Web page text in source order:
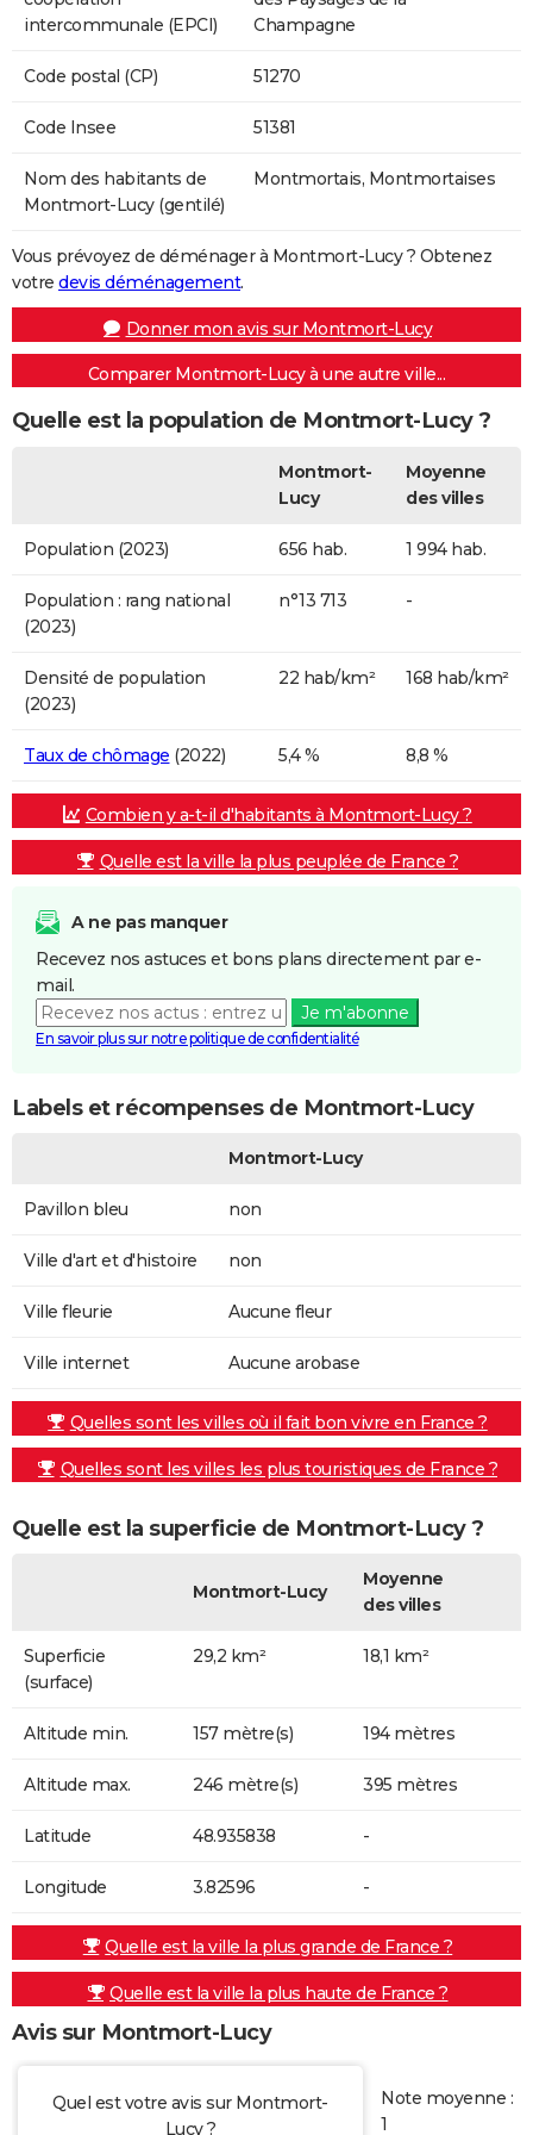
intercommunale (EPCI)
Champagne
Code postal (CP) 51270
Code Insee 51381
Nom des habitants de
Montmort-Lucy (gentilé)
Montmortais, Montmortaises
Vous prévoyez de déménager à Montmort-Lucy ? Obtenez
votre devis déménagement.
Donner mon avis sur Montmort-Lucy
Comparer Montmort-Lucy à une autre ville...
Quelle est la population de Montmort-Lucy ?
Montmort-
Lucy
Moyenne
des villes
Population (2023) 656 hab. 1 994 hab.
Population : rang national
(2023)
n°13 713 -
Densité de population
(2023)
22 hab/km² 168 hab/km²
Taux de chômage (2022) 5,4 % 8,8 %
Combien y a-t-il d'habitants à Montmort-Lucy ?
Quelle est la ville la plus peuplée de France ?
A ne pas manquer
Recevez nos astuces et bons plans directement par e-
mail.
Je m'abonne
En savoir plus sur notre politique de confidentialité
Labels et récompenses de Montmort-Lucy
Montmort-Lucy
Pavillon bleu non
Ville d'art et d'histoire non
Ville fleurie Aucune fleur
Ville internet Aucune arobase
Quelles sont les villes où il fait bon vivre en France ?
Quelles sont les villes les plus touristiques de France ?
Quelle est la superficie de Montmort-Lucy ?
Montmort-Lucy
Moyenne
des villes
Superficie
(surface)
29,2 km² 18,1 km²
Altitude min. 157 mètre(s) 194 mètres
Altitude max. 246 mètre(s) 395 mètres
Latitude 48.935838 -
Longitude 3.82596 -
Quelle est la ville la plus grande de France ?
Quelle est la ville la plus haute de France ?
Avis sur Montmort-Lucy
Quel est votre avis sur Montmort-
Lucy ?
Note moyenne :
1